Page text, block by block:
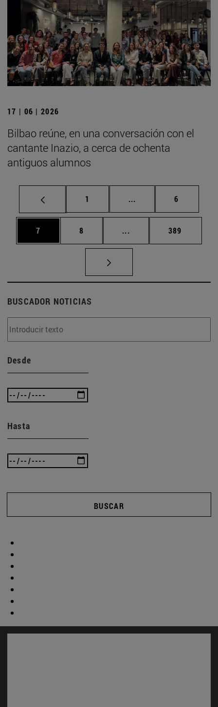
17 | 06 | 2026
Bilbao reúne, en una conversación con el
cantante Inazio, a cerca de ochenta
antiguos alumnos
Página
1 ... Páginas intermedias
Página
6
Página
7 Página
8 ... Páginas intermedias
Página
389
BUSCADOR NOTICIAS
Desde
Hasta
BUSCAR